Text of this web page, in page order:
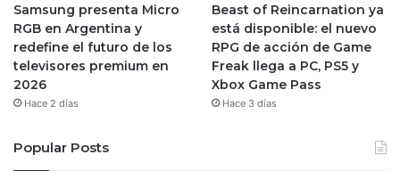
Samsung presenta Micro
RGB en Argentina y
redefine el futuro de los
televisores premium en
2026
Hace 2 días
Beast of Reincarnation ya
está disponible: el nuevo
RPG de acción de Game
Freak llega a PC, PS5 y
Xbox Game Pass
Hace 3 días
Popular Posts